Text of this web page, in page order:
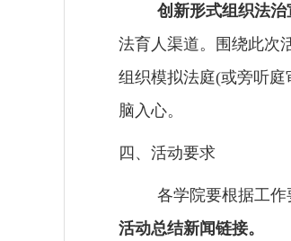
创新形式组织法治
法育人渠道。围绕此次
组织模拟法庭(或旁听庭
脑入心。
四、活动要求
各学院要根据工作
活动总结新闻链接。